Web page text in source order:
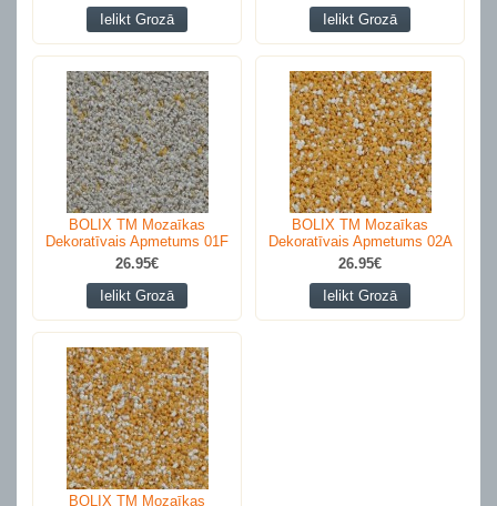
Ielikt Grozā
Ielikt Grozā
BOLIX TM Mozaīkas
Dekoratīvais Apmetums 01F
26.95€
Ielikt Grozā
BOLIX TM Mozaīkas
Dekoratīvais Apmetums 02A
26.95€
Ielikt Grozā
BOLIX TM Mozaīkas